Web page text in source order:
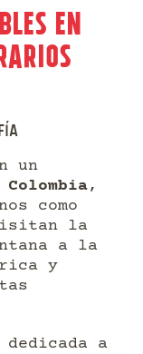
en
un
,
como
la
a la
y
a